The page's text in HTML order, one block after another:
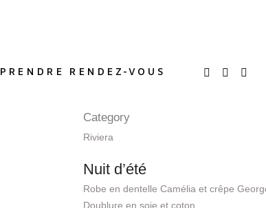
PRENDRE RENDEZ-VOUS
Category
Riviera
Nuit d’été
Robe en dentelle Camélia et crêpe
Doublure en soie et coton.